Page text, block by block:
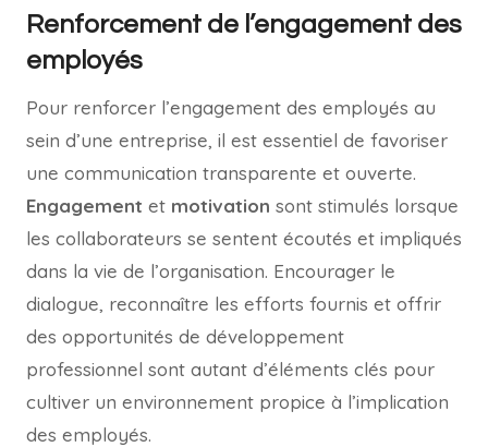
Renforcement de l’engagement des
employés
Pour renforcer l’engagement des employés au
sein d’une entreprise, il est essentiel de favoriser
une communication transparente et ouverte.
Engagement et motivation sont stimulés lorsque
les collaborateurs se sentent écoutés et impliqués
dans la vie de l’organisation. Encourager le
dialogue, reconnaître les efforts fournis et offrir
des opportunités de développement
professionnel sont autant d’éléments clés pour
cultiver un environnement propice à l’implication
des employés.